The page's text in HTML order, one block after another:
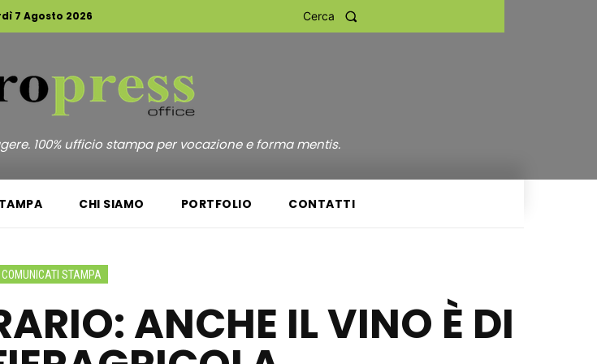
7 Agosto 2026 Cerca
100% ufficio stampa per vocazione e forma mentis.
CHI SIAMO PORTFOLIO CONTATTI
COMUNICATI STAMPA
ANCHE IL VINO È DI